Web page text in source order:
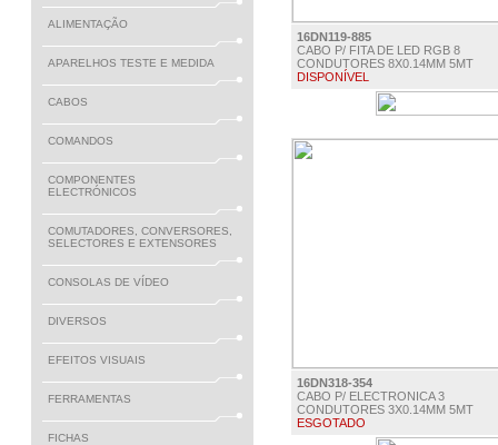
ALIMENTAÇÃO
APARELHOS TESTE E MEDIDA
CABOS
COMANDOS
COMPONENTES
ELECTRÓNICOS
COMUTADORES, CONVERSORES,
SELECTORES E EXTENSORES
CONSOLAS DE VÍDEO
DIVERSOS
EFEITOS VISUAIS
FERRAMENTAS
FICHAS
16DN119-885
CABO P/ FITA DE LED RGB 8
CONDUTORES 8X0.14MM 5MT
DISPONÍVEL
16DN318-354
CABO P/ ELECTRONICA 3
CONDUTORES 3X0.14MM 5MT
ESGOTADO